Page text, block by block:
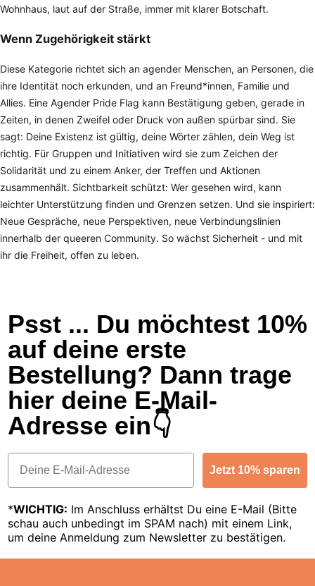
Wohnhaus, laut auf der Straße, immer mit klarer Botschaft.
Wenn Zugehörigkeit stärkt
Diese Kategorie richtet sich an agender Menschen, an Personen, die
ihre Identität noch erkunden, und an Freund*innen, Familie und
Allies. Eine Agender Pride Flag kann Bestätigung geben, gerade in
Zeiten, in denen Zweifel oder Druck von außen spürbar sind. Sie
sagt: Deine Existenz ist gültig, deine Wörter zählen, dein Weg ist
richtig. Für Gruppen und Initiativen wird sie zum Zeichen der
Solidarität und zu einem Anker, der Treffen und Aktionen
zusammenhält. Sichtbarkeit schützt: Wer gesehen wird, kann
leichter Unterstützung finden und Grenzen setzen. Und sie inspiriert:
Neue Gespräche, neue Perspektiven, neue Verbindungslinien
innerhalb der queeren Community. So wächst Sicherheit - und mit
ihr die Freiheit, offen zu leben.
Psst ... Du möchtest 10%
auf deine erste
Bestellung? Dann trage
hier deine E-Mail-
Adresse ein👇
Email
Jetzt 10% sparen
*WICHTIG: Im Anschluss erhältst Du eine E-Mail (Bitte
schau auch unbedingt im SPAM nach) mit einem Link,
um deine Anmeldung zum Newsletter zu bestätigen.